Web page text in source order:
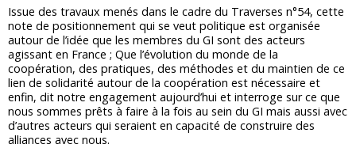
Issue des travaux menés dans le cadre du Traverses n°54, cette
note de positionnement qui se veut politique est organisée
autour de l’idée que les membres du GI sont des acteurs
agissant en France ; Que l’évolution du monde de la
coopération, des pratiques, des méthodes et du maintien de ce
lien de solidarité autour de la coopération est nécessaire et
enfin, dit notre engagement aujourd’hui et interroge sur ce que
nous sommes prêts à faire à la fois au sein du GI mais aussi avec
d’autres acteurs qui seraient en capacité de construire des
alliances avec nous.